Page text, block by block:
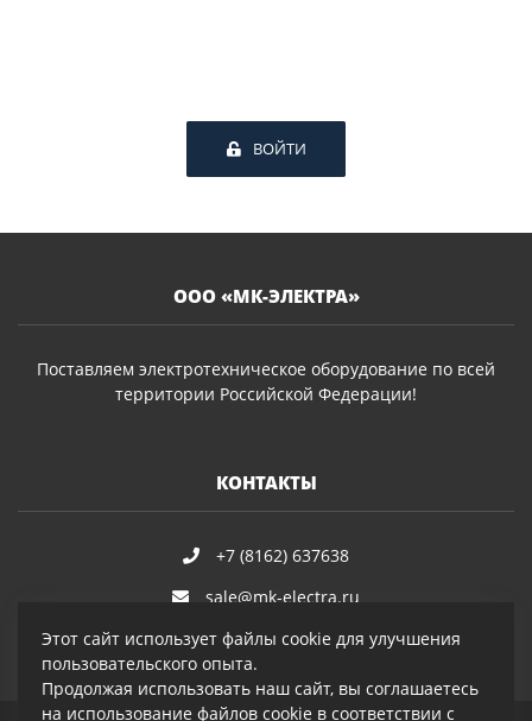
ВОЙТИ
ООО «МК-ЭЛЕКТРА»
Поставляем электротехническое оборудование по всей
территории Российской Федерации!
КОНТАКТЫ
+7 (8162) 637638
sale@mk-electra.ru
Этот сайт использует файлы cookie для улучшения
пользовательского опыта.
Продолжая использовать наш сайт, вы соглашаетесь
на использование файлов cookie в соответствии с